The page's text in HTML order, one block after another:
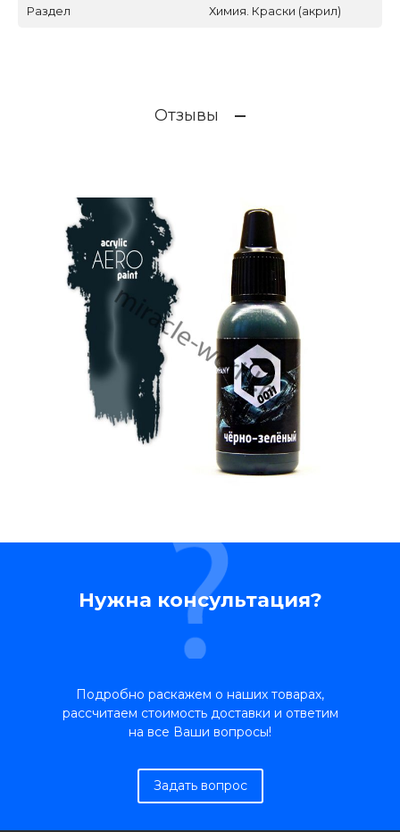
Раздел Химия. Краски (акрил)
Отзывы
Нужна консультация?
Подробно раскажем о наших товарах,
рассчитаем стоимость доставки и ответим
на все Ваши вопросы!
Задать вопрос